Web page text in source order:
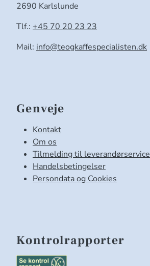
2690 Karlslunde
Tlf.: +45 70 20 23 23
Mail: info@teogkaffespecialisten.dk
Genveje
Kontakt
Om os
Tilmelding til leverandørservice
Handelsbetingelser
Persondata og Cookies
Kontrolrapporter